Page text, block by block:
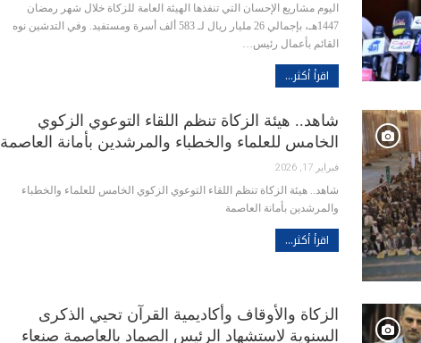
اليوم مشاريع الإحسان التي تنفذها الهيئة العامة للزكاة خلال شهر رمضان
1447هـ، بإجمالي 26 مليار ريال لـ 583 ألف أسرة ومستفيد. وفي التدشين نوه
القائم بأعمال رئيس…
اقرأ أكثر...
شاهد.. هيئة الزكاة تنظم اللقاء التوعوي الزكوي
الخامس للعلماء والخطباء والمرشدين بأمانة العاصمة
فبراير 17, 2026
شاهد.. هيئة الزكاة تنظم اللقاء التوعوي الزكوي الخامس للعلماء والخطباء
والمرشدين بأمانة العاصمة
اقرأ أكثر...
الزكاة والأوقاف وأكاديمية القرآن تحيي الذكرى
السنوية لاستشهاد الرئيس الصماد بالعاصمة صنعاء